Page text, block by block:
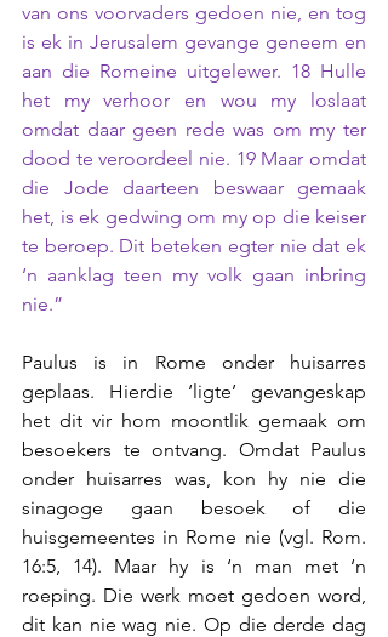
van ons voorvaders gedoen nie, en tog
is ek in Jerusalem gevange geneem en
aan die Romeine uitgelewer. 18 Hulle
het my verhoor en wou my loslaat
omdat daar geen rede was om my ter
dood te veroordeel nie. 19 Maar omdat
die Jode daarteen beswaar gemaak
het, is ek gedwing om my op die keiser
te beroep. Dit beteken egter nie dat ek
‘n aanklag teen my volk gaan inbring
nie.”
Paulus is in Rome onder huisarres
geplaas. Hierdie ‘ligte’ gevangeskap
het dit vir hom moontlik gemaak om
besoekers te ontvang. Omdat Paulus
onder huisarres was, kon hy nie die
sinagoge gaan besoek of die
huisgemeentes in Rome nie (vgl. Rom.
16:5, 14). Maar hy is ‘n man met ‘n
roeping. Die werk moet gedoen word,
dit kan nie wag nie. Op die derde dag